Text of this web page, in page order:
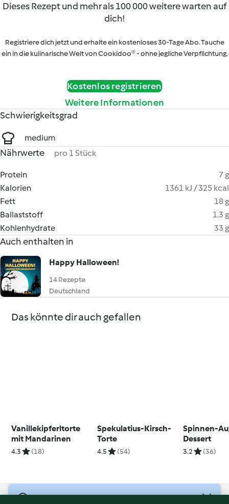
Dieses Rezept und mehr als 100 000 weitere warten auf
dich!
Registriere dich jetzt und erhalte ein kostenloses 30-Tage Abo. Tauche
ein in die kulinarische Welt von Cookidoo® - ohne jegliche Verpflichtung.
Kostenlos registrieren
Weitere Informationen
Schwierigkeitsgrad
medium
Nährwerte pro 1 Stück
Protein
7 g
Kalorien
1361 kJ / 325 kcal
Fett
18 g
Ballaststoff
1.3 g
Kohlenhydrate
33 g
Auch enthalten in
Happy Halloween!
14 Rezepte
Deutschland
Das könnte dir auch gefallen
Vanillekipferltorte
mit Mandarinen
4.3 (18)
Spekulatius-Kirsch-
Torte
4.5 (54)
Spinnen-
Dessert
3.2 (36)